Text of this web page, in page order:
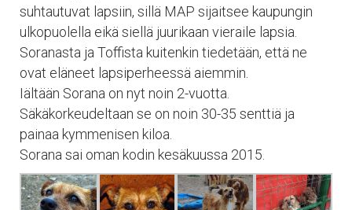
suhtautuvat lapsiin, sillä MAP sijaitsee kaupungin
ulkopuolella eikä siellä juurikaan vieraile lapsia.
Soranasta ja Toffista kuitenkin tiedetään, että ne
ovat eläneet lapsiperheessä aiemmin.
Iältään Sorana on nyt noin 2-vuotta.
Säkäkorkeudeltaan se on noin 30-35 senttiä ja
painaa kymmenisen kiloa.
Sorana sai oman kodin kesäkuussa 2015.